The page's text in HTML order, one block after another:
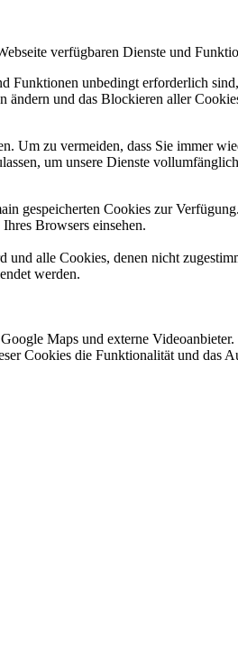
verfügbaren Dienste und
Funktionen unbedingt erforderlich
und das Blockieren aller
Um zu vermeiden, dass Sie immer
um unsere Dienste
gespeicherten Cookies zur
Browsers einsehen.
alle Cookies, denen nicht
werden.
Maps und externe
Cookies die Funktionalität und das